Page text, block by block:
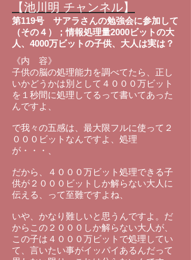
【池川明 チャンネル】
第119号 サアラさんの勉強会に参加して
（その４）；情報処理量2000ビットの大
人、4000万ビットの子供、大人は実は？
《内 容》
子供の脳の処理能力を調べてたら、正し
いかどうかは別として４０００万ビット
を１秒間に処理してるって書いてあった
んですよ、
で我々の五感は、最大限フルに使って２
０００ビットなんですよ、処理
が・・・、
だから、４０００万ビット処理できる子
供が２０００ビットしか解らない大人に
伝える、って至難ですよね、
いや、かなり難しいと思うんですよ。だ
からこの２０００しか解らない大人が、
この子は４０００万ビットで処理してい
て、言いたい事がイッパイあるんだって